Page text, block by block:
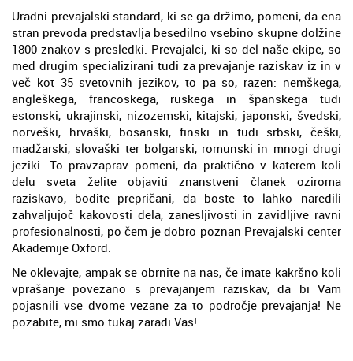
Uradni prevajalski standard, ki se ga držimo, pomeni, da ena
stran prevoda predstavlja besedilno vsebino skupne dolžine
1800 znakov s presledki. Prevajalci, ki so del naše ekipe, so
med drugim specializirani tudi za prevajanje raziskav iz in v
več kot 35 svetovnih jezikov, to pa so, razen: nemškega,
angleškega, francoskega, ruskega in španskega tudi
estonski, ukrajinski, nizozemski, kitajski, japonski, švedski,
norveški, hrvaški, bosanski, finski in tudi srbski, češki,
madžarski, slovaški ter bolgarski, romunski in mnogi drugi
jeziki. To pravzaprav pomeni, da praktično v katerem koli
delu sveta želite objaviti znanstveni članek oziroma
raziskavo, bodite prepričani, da boste to lahko naredili
zahvaljujoč kakovosti dela, zanesljivosti in zavidljive ravni
profesionalnosti, po čem je dobro poznan Prevajalski center
Akademije Oxford.
Ne oklevajte, ampak se obrnite na nas, če imate kakršno koli
vprašanje povezano s prevajanjem raziskav, da bi Vam
pojasnili vse dvome vezane za to področje prevajanja! Ne
pozabite, mi smo tukaj zaradi Vas!